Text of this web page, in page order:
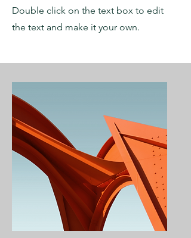
Double click on the text box to edit
the text and make it your own.